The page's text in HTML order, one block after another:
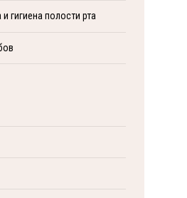
гигиена полости рта